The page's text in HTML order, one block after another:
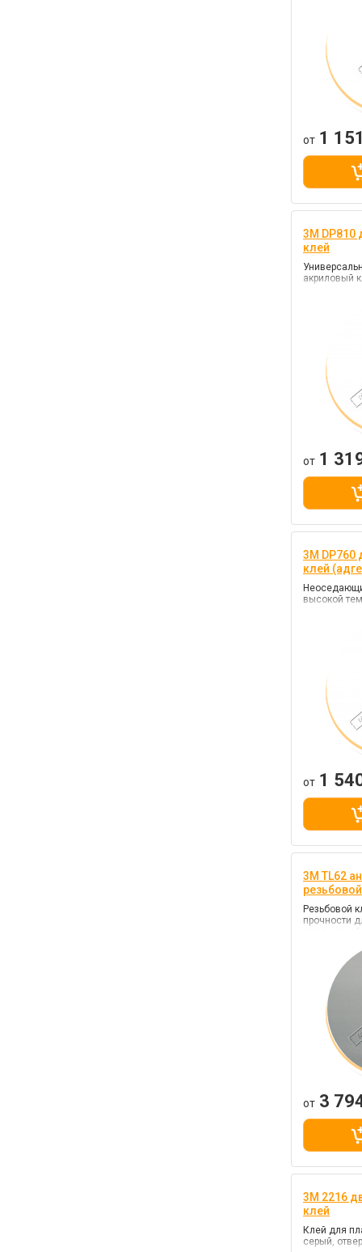
от 1
3M DP810
клей
акриловый
от 1
3M DP760
клей
высокой
от 1
3M TL62
резьбовой
Резьбовой
прочности
соединений
от 3
3M 2216
клей
Клей для
серый,